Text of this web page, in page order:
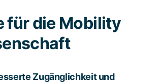
für die Mobility
Zugänglichkeit und